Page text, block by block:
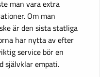
man vara extra
Om man
är den sista statliga
har nytta av efter
service bör en
självklar empati.